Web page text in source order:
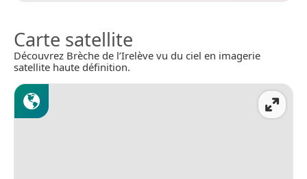
Carte satellite
Découvrez Brèche de l’Irelève vu du ciel en imagerie
satellite haute définition.